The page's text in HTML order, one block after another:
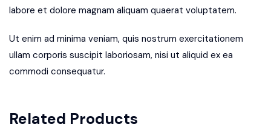
labore et dolore magnam aliquam quaerat voluptatem.
Ut enim ad minima veniam, quis nostrum exercitationem
ullam corporis suscipit laboriosam, nisi ut aliquid ex ea
commodi consequatur.
Related Products